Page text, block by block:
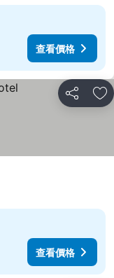
查看價格
分享 放
查看價格